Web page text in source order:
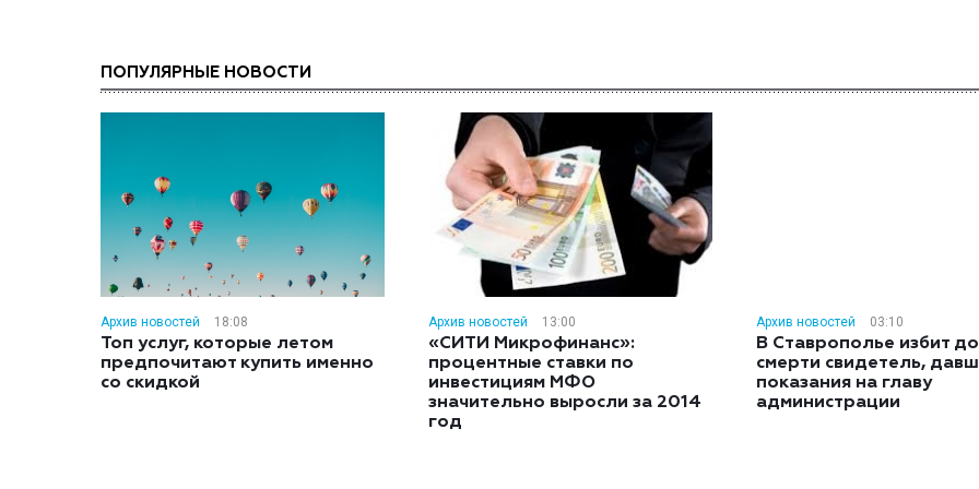
ПОПУЛЯРНЫЕ НОВОСТИ
Архив новостей 18:08
Топ услуг, которые летом
предпочитают купить именно
со скидкой
Архив новостей 13:00
«СИТИ Микрофинанс»:
процентные ставки по
инвестициям МФО
значительно выросли за 2014
год
Архив новостей 03:10
В Ставрополье избит до
смерти свидетель,
показания на главу
администрации